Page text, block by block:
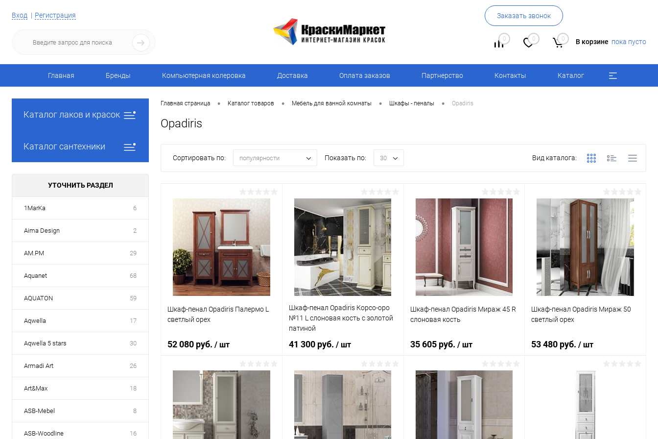
Вход Регистрация Заказать звонок
0 0 0 В корзине пока пусто
Главная Бренды Компьютерная колеровка Доставка Оплата заказов Партнерство Контакты Каталог
Каталог лаков и красок
Каталог сантехники
УТОЧНИТЬ РАЗДЕЛ
1MarKa 6
Aima Design 2
AM.PM 29
Aquanet 68
AQUATON 59
Aqwella 17
Aqwella 5 stars 30
Armadi Art 26
Art&Max 18
ASB-Mebel 8
ASB-Woodline 16
Главная страница • Каталог товаров • Мебель для ванной комнаты • Шкафы - пеналы • Opadiris
Opadiris
Сортировать по: популярности Показать по: 30 Вид каталога:
Шкаф-пенал Opadiris Палермо L
светлый орех
52 080 руб. / шт
В корзину
Купить в 1 клик Сравнение
В избранное Под заказ
Шкаф-пенал Opadiris Корсо-оро
№11 L слоновая кость с золотой
патиной
41 300 руб. / шт
В корзину
Сравнение
В избранное Под заказ
Шкаф-пенал Opadiris Мираж 45 R
слоновая кость
35 605 руб. / шт
В избранное Под заказ
Шкаф-пенал Opadiris Мираж 50
светлый орех
53 480 руб./ шт
В корзину
Купить в 1 клик